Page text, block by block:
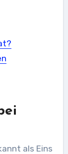
als Eins